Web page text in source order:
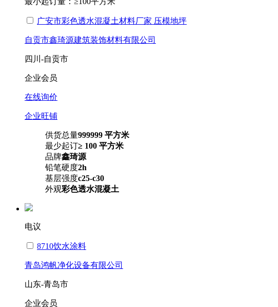
广安市彩色透水混凝土材料厂家 压模地坪
自贡市鑫琦源建筑装饰材料有限公司
四川-自贡市
企业会员
在线询价
企业旺铺
供货总量999999 平方米
最少起订≥ 100 平方米
品牌鑫琦源
铅笔硬度2h
基层强度c25-c30
外观彩色透水混凝土
电议
8710饮水涂料
青岛鸿帆净化设备有限公司
山东-青岛市
企业会员